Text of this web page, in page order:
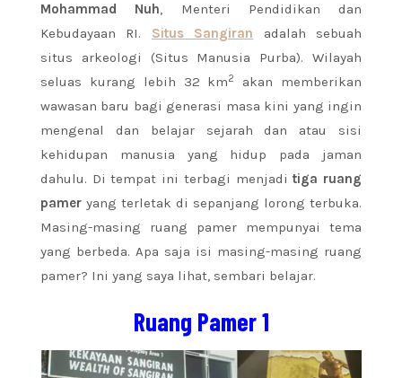
Mohammad Nuh, Menteri Pendidikan dan
Kebudayaan RI. Situs Sangiran adalah sebuah
situs arkeologi (Situs Manusia Purba). Wilayah
seluas kurang lebih 32 km2
akan memberikan
wawasan baru bagi generasi masa kini yang ingin
mengenal dan belajar sejarah dan atau sisi
kehidupan manusia yang hidup pada jaman
dahulu. Di tempat ini terbagi menjaditiga ruang
pamer yang terletak di sepanjang lorong terbuka.
Masing-masing ruang pamer mempunyai tema
yang berbeda. Apa saja isi masing-masing ruang
pamer? Ini yang saya lihat, sembari belajar.
Ruang Pamer 1